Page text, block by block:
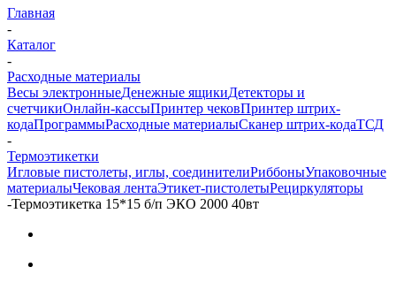
Главная
-
Каталог
-
Расходные материалы
Весы электронныеДенежные ящикиДетекторы и
счетчикиОнлайн-кассыПринтер чековПринтер штрих-
кодаПрограммыРасходные материалыСканер штрих-кодаТСД
-
Термоэтикетки
Игловые пистолеты, иглы, соединителиРиббоныУпаковочные
материалыЧековая лентаЭтикет-пистолетыРециркуляторы
-Термоэтикетка 15*15 б/п ЭКО 2000 40вт